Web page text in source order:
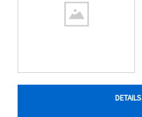
DETAILS